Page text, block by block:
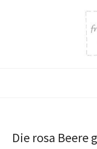
Die rosa Beere